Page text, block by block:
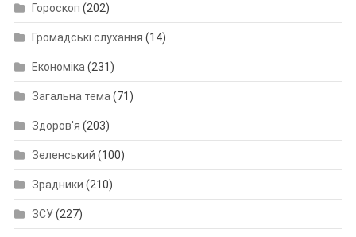
Гороскоп (202)
Громадські слухання (14)
Економіка (231)
Загальна тема (71)
Здоров'я (203)
Зеленський (100)
Зрадники (210)
ЗСУ(227)